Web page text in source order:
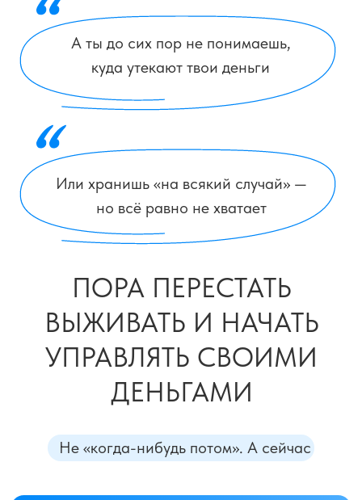
НА ВЕБИНАРЕ
БОЛЬШИНСТВО
ЛЮДЕЙ ЖИВУТ «ОТ
ЗП ДО ЗП»
как сохранять деньги, а не терять
на курсах, инфошуме и банках
как выстроить систему,
а не «экономить по чуть-чуть»
как откладывать, чтобы не срываться
Не потому что они глупые.
А потому что их никто не учил: